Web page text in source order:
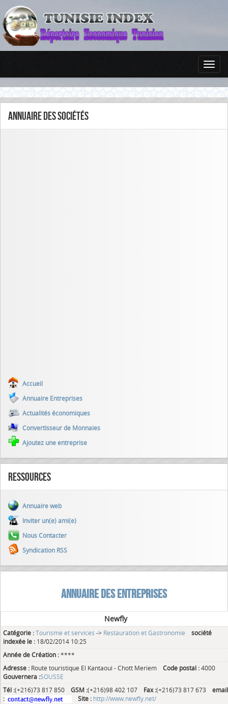
Annuaire des sociétés
Accueil
Annuaire Entreprises
Actualités économiques
Convertisseur de Monnaies
Ajoutez une entreprise
Ressources
Annuaire web
Inviter un(e) ami(e)
Nous Contacter
Syndication RSS
ANNUAIRE DES ENTREPRISES
Newfly
Catégorie :Tourisme et services -> Restauration et Gastronomie
société
indexée le : 18/02/2014 10:25
Année de Création :****
Adresse : Route touristique El Kantaoui - Chott Meriem Code postal :4000
Gouvernera :SOUSSE
Tél :(+216)73 817 850 GSM :(+216)98 402 107 Fax :(+216)73 817 673
email
:
Site : http://www.newfly.net/